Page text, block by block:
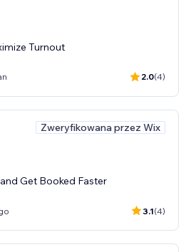
Turnout
2.0(4)
Zweryfikowana przez Wix
Get Booked Faster
3.1(4)